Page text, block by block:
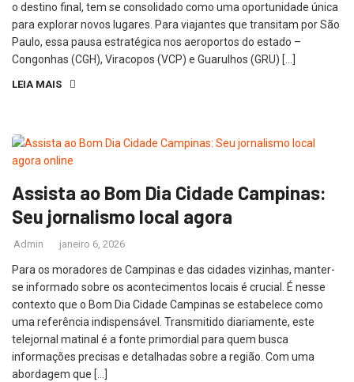
o destino final, tem se consolidado como uma oportunidade única
para explorar novos lugares. Para viajantes que transitam por São
Paulo, essa pausa estratégica nos aeroportos do estado –
Congonhas (CGH), Viracopos (VCP) e Guarulhos (GRU) […]
LEIA MAIS
Assista ao Bom Dia Cidade Campinas:
Seu jornalismo local agora
Admin janeiro 6, 2026
Para os moradores de Campinas e das cidades vizinhas, manter-
se informado sobre os acontecimentos locais é crucial. É nesse
contexto que o Bom Dia Cidade Campinas se estabelece como
uma referência indispensável. Transmitido diariamente, este
telejornal matinal é a fonte primordial para quem busca
informações precisas e detalhadas sobre a região. Com uma
abordagem que […]